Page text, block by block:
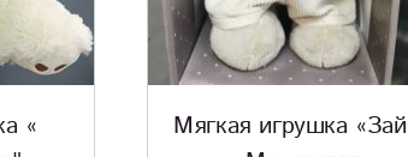
Тематически топпер